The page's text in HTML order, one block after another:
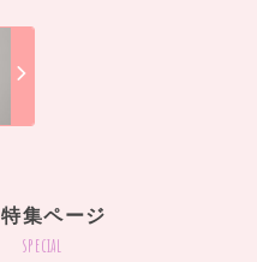
特集ページ
special